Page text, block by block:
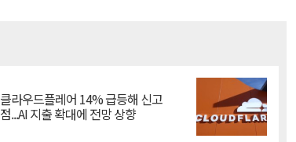
클라우드플레어 14% 급등해 신고
점...AI 지출 확대에 전망 상향